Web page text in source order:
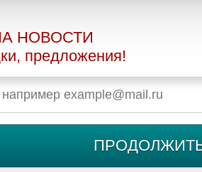
НОВОСТИ
предложения!